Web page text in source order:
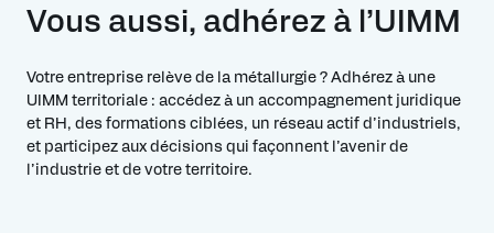
Vous aussi, adhérez à l’UIMM
Votre entreprise relève de la métallurgie ? Adhérez à une
UIMM territoriale : accédez à un accompagnement juridique
et RH, des formations ciblées, un réseau actif d’industriels,
et participez aux décisions qui façonnent l’avenir de
l’industrie et de votre territoire.